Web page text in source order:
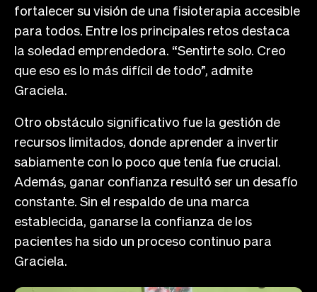
fortalecer su visión de una fisioterapia accesible
para todos. Entre los principales retos destaca
la soledad emprendedora. “Sentirte solo. Creo
que eso es lo más difícil de todo”, admite
Graciela.
Otro obstáculo significativo fue la gestión de
recursos limitados, donde aprender a invertir
sabiamente con lo poco que tenía fue crucial.
Además, ganar confianza resultó ser un desafío
constante. Sin el respaldo de una marca
establecida, ganarse la confianza de los
pacientes ha sido un proceso continuo para
Graciela.